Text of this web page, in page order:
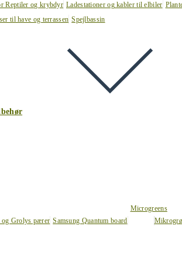
Reptiler og krybdyr Ladestationer og kabler til elbiler
til have og terrassen Spejlbassin
Grolys pærer Samsung Quantum board
Microgreens